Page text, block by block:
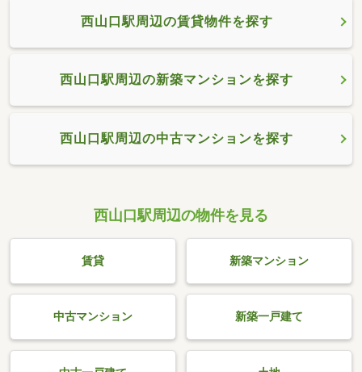
西山口駅周辺の賃貸物件を探す
西山口駅周辺の新築マンションを探す
西山口駅周辺の中古マンションを探す
西山口駅周辺の物件を見る
賃貸 新築マンション
中古マンション 新築一戸建て